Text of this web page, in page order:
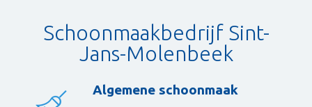
Schoonmaakbedrijf Sint-
Jans-Molenbeek
Algemene schoonmaak